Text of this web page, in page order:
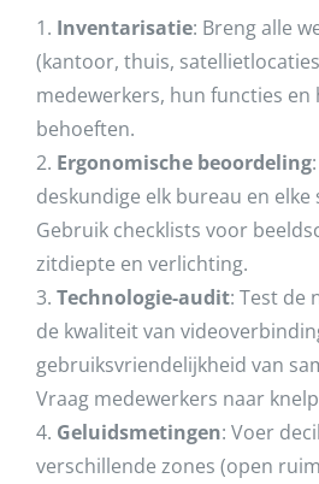
1. Inventarisatie: Breng alle
(kantoor, thuis,
medewerkers, hun functies en
behoeften.
2. Ergonomische beoordeling
deskundige elk bureau en
Gebruik checklists voor
zitdiepte en verlichting.
3. Technologie-audit: Test de
de kwaliteit van
gebruiksvriendelijkheid van
Vraag medewerkers naar
4. Geluidsmetingen: Voer
verschillende zones (open